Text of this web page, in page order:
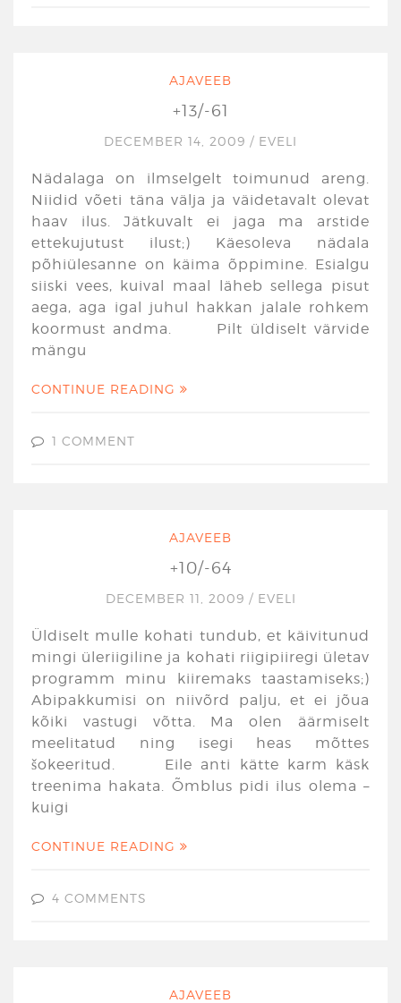
AJAVEEB
+13/-61
DECEMBER 14, 2009 / EVELI
Nädalaga on ilmselgelt toimunud areng.
Niidid võeti täna välja ja väidetavalt olevat
haav ilus. Jätkuvalt ei jaga ma arstide
ettekujutust ilust;) Käesoleva nädala
põhiülesanne on käima õppimine. Esialgu
siiski vees, kuival maal läheb sellega pisut
aega, aga igal juhul hakkan jalale rohkem
koormust andma. Pilt üldiselt värvide
mängu
CONTINUE READING
1 COMMENT
AJAVEEB
+10/-64
DECEMBER 11, 2009 / EVELI
Üldiselt mulle kohati tundub, et käivitunud
mingi üleriigiline ja kohati riigipiiregi ületav
programm minu kiiremaks taastamiseks;)
Abipakkumisi on niivõrd palju, et ei jõua
kõiki vastugi võtta. Ma olen äärmiselt
meelitatud ning isegi heas mõttes
šokeeritud. Eile anti kätte karm käsk
treenima hakata. Õmblus pidi ilus olema –
kuigi
CONTINUE READING
4 COMMENTS
AJAVEEB